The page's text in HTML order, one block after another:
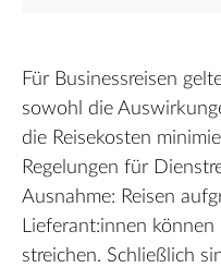
Für Businessreisen
sowohl die
die Reisekosten
Regelungen für
Ausnahme: Reisen
Lieferant:innen
streichen. Schließlich